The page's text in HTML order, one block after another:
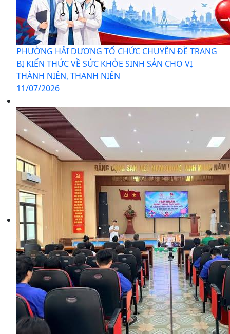
PHƯỜNG HẢI DƯƠNG TỔ CHỨC CHUYÊN ĐỀ TRANG
BỊ KIẾN THỨC VỀ SỨC KHỎE SINH SẢN CHO VỊ
THÀNH NIÊN, THANH NIÊN
11/07/2026